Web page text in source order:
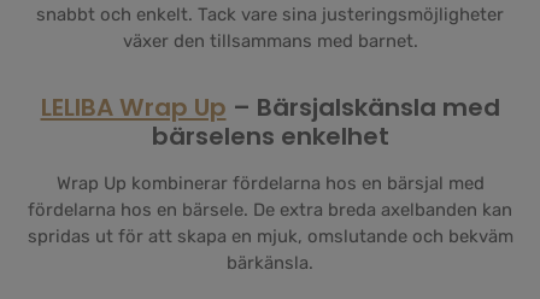
snabbt och enkelt. Tack vare sina justeringsmöjligheter
växer den tillsammans med barnet.
LELIBA Wrap Up – Bärsjalskänsla med
bärselens enkelhet
Wrap Up kombinerar fördelarna hos en bärsjal med
fördelarna hos en bärsele. De extra breda axelbanden kan
spridas ut för att skapa en mjuk, omslutande och bekväm
bärkänsla.